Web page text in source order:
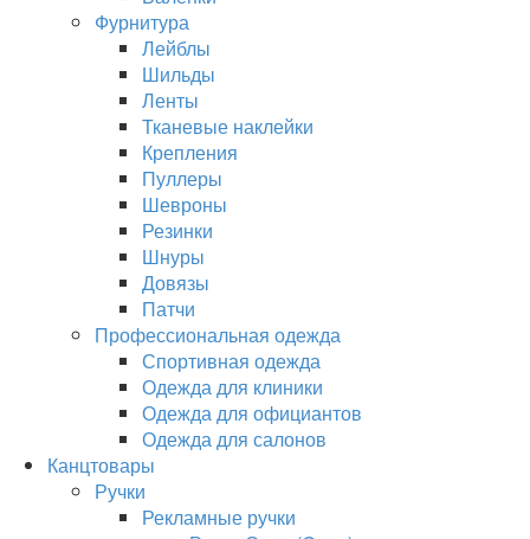
Фурнитура
Лейблы
Шильды
Ленты
Тканевые наклейки
Крепления
Пуллеры
Шевроны
Резинки
Шнуры
Довязы
Патчи
Профессиональная одежда
Спортивная одежда
Одежда для клиники
Одежда для официантов
Одежда для салонов
Канцтовары
Ручки
Рекламные ручки